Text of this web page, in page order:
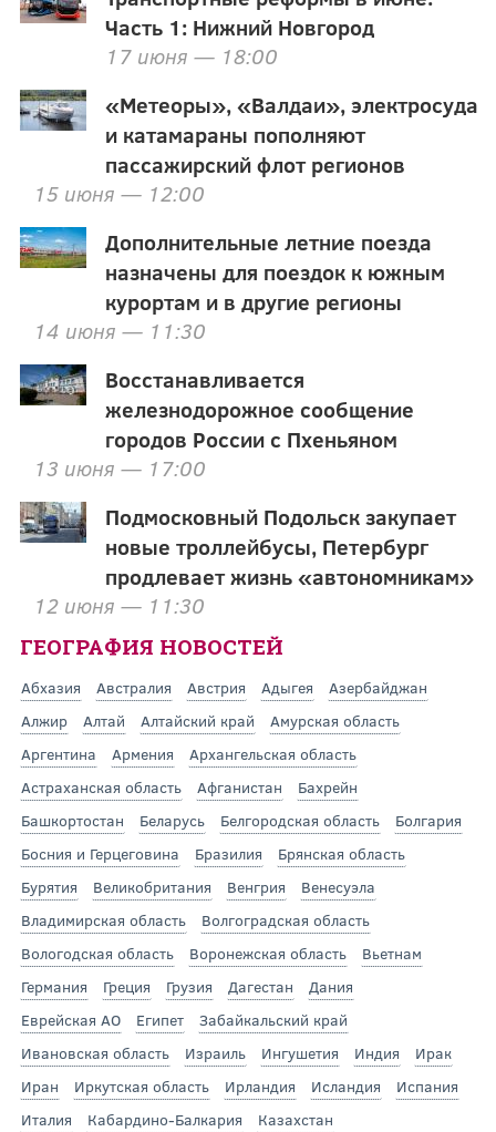
Часть 1: Нижний Новгород
17 июня — 18:00
«Метеоры», «Валдаи», электросуда
и катамараны пополняют
пассажирский флот регионов
15 июня — 12:00
Дополнительные летние поезда
назначены для поездок к южным
курортам и в другие регионы
14 июня — 11:30
Восстанавливается
железнодорожное сообщение
городов России с Пхеньяном
13 июня — 17:00
Подмосковный Подольск закупает
новые троллейбусы, Петербург
продлевает жизнь «автономникам»
12 июня — 11:30
ГЕОГРАФИЯ НОВОСТЕЙ
Абхазия Австралия Австрия Адыгея
Азербайджан
Алжир
Алтай Алтайский край
Амурская область
Аргентина
Армения
Архангельская область
Астраханская область
Афганистан
Бахрейн
Башкортостан
Беларусь Белгородская область
Болгария
Босния и Герцеговина
Бразилия
Брянская область
Бурятия
Великобритания Венгрия
Венесуэла
Владимирская область
Волгоградская область
Вологодская область
Воронежская область
Вьетнам
Германия
Греция Грузия Дагестан
Дания
Еврейская АО
Египет
Забайкальский край
Ивановская область
Израиль Ингушетия Индия
Ирак
Иран
Иркутская область Ирландия Исландия
Испания
Италия
Кабардино-Балкария
Казахстан